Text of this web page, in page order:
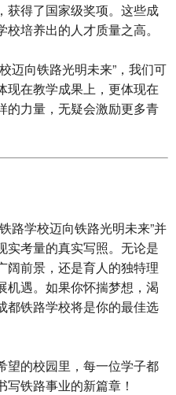
获得了国家级奖项。这些成
培养出的人才质量之高。
迈向铁路光明未来”，我们可
现在教学成果上，更体现在
的力量，无疑会激励更多青
路学校迈向铁路光明未来”并
实考量的真实写照。无论是
阔前景，还是育人的独特理
机遇。如果你怀揣梦想，渴
都铁路学校将是你的最佳选
望的校园里，每一位学子都
铁路事业的新篇章！